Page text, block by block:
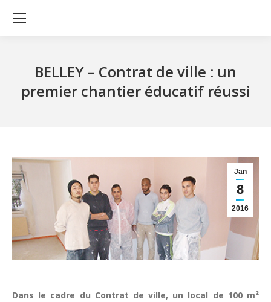
BELLEY – Contrat de ville : un
premier chantier éducatif réussi
Jan
8
2016
Dans le cadre du Contrat de ville, un local de 100 m²